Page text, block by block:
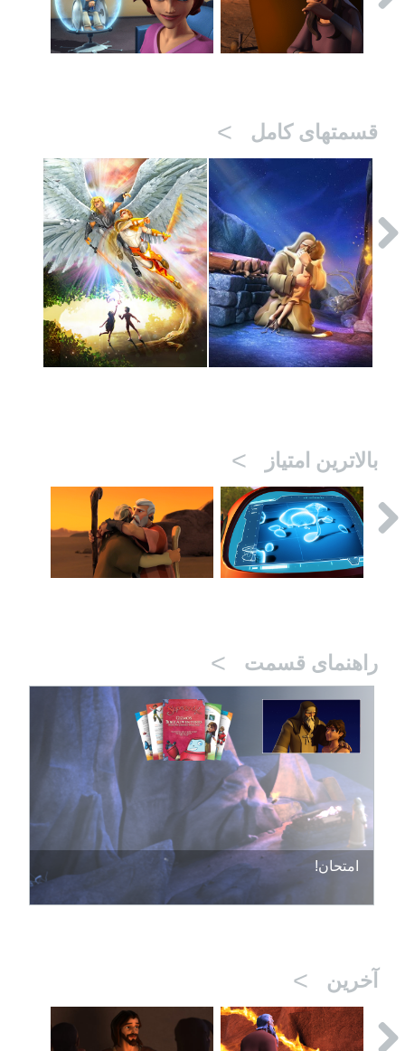
قسمتهای کامل >
بالاترین امتیاز >
راهنمای قسمت >
امتحان!
آخرین >